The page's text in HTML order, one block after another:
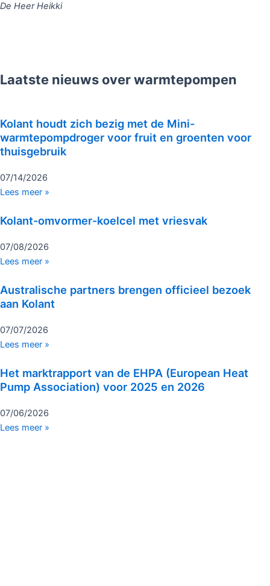
De Heer Heikki
Laatste nieuws over warmtepompen
Kolant houdt zich bezig met de Mini-
warmtepompdroger voor fruit en groenten voor
thuisgebruik
07/14/2026
Lees meer »
Kolant-omvormer-koelcel met vriesvak
07/08/2026
Lees meer »
Australische partners brengen officieel bezoek
aan Kolant
07/07/2026
Lees meer »
Het marktrapport van de EHPA (European Heat
Pump Association) voor 2025 en 2026
07/06/2026
Lees meer »